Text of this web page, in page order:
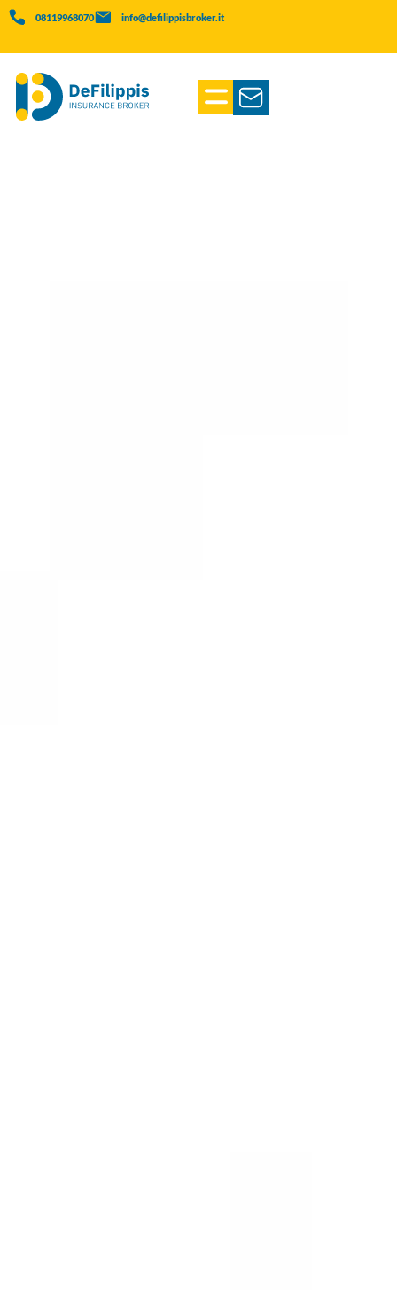
08119968070 info@defilippisbroker.it